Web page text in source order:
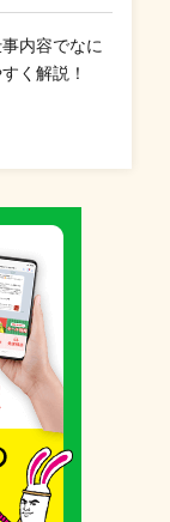
内容でなに
く解説！